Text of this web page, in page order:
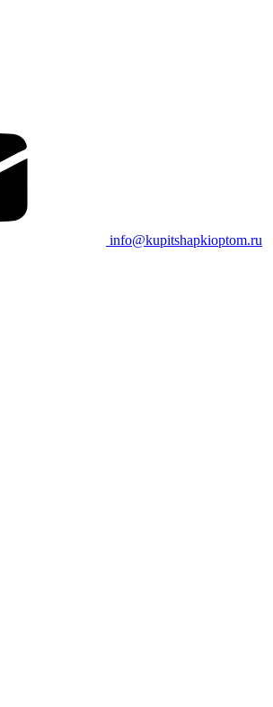
info@kupitshapkioptom.ru